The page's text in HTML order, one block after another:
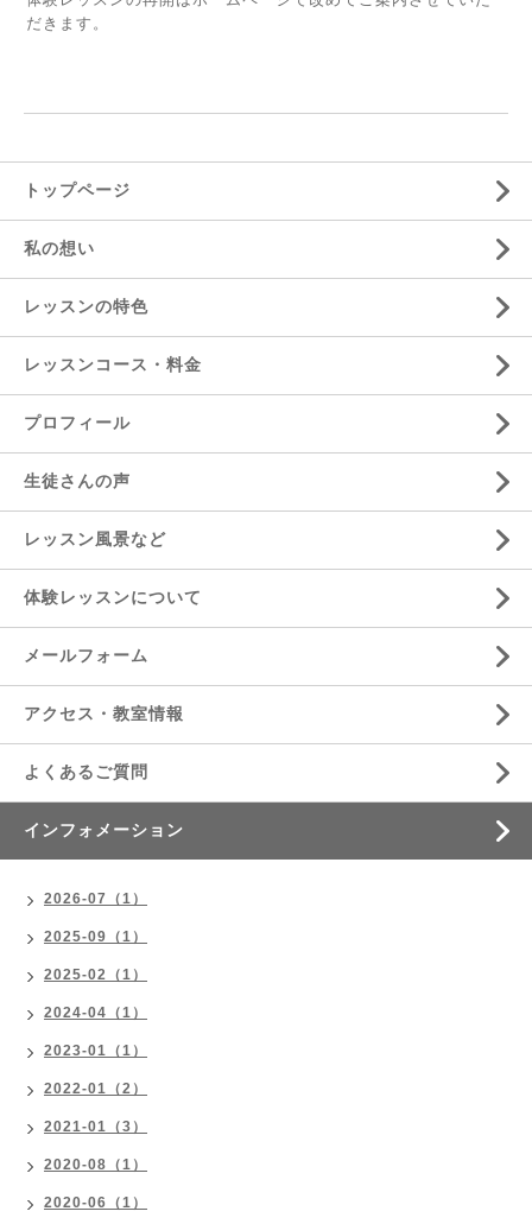
だきます。
トップページ
私の想い
レッスンの特色
レッスンコース・料金
プロフィール
生徒さんの声
レッスン風景など
体験レッスンについて
メールフォーム
アクセス・教室情報
よくあるご質問
インフォメーション
2026-07（1）
2025-09（1）
2025-02（1）
2024-04（1）
2023-01（1）
2022-01（2）
2021-01（3）
2020-08（1）
2020-06（1）